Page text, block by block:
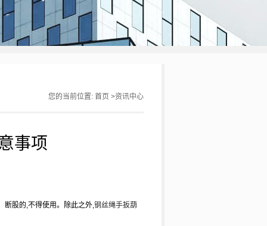
您的当前位置: 首页 >资讯中心
事项
断股的,不得使用。除此之外,钢丝绳手扳葫